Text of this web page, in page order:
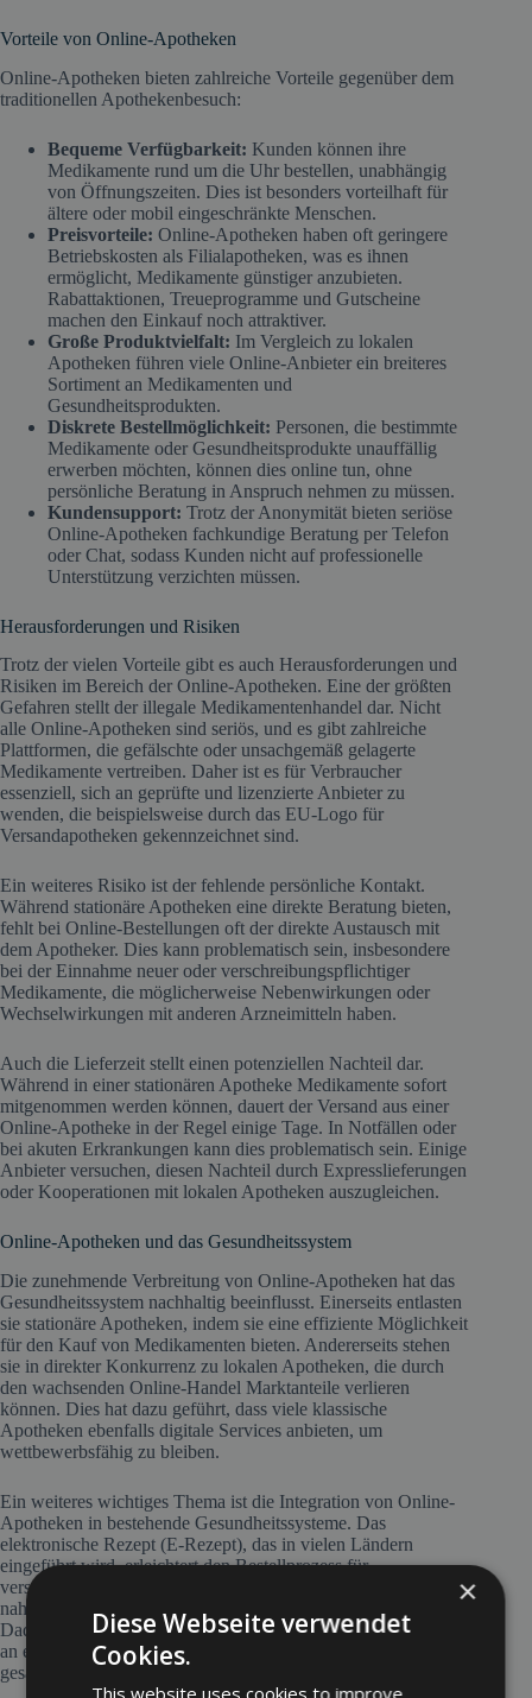
Vorteile von Online-Apotheken
Online-Apotheken bieten zahlreiche Vorteile gegenüber dem
traditionellen Apothekenbesuch:
Bequeme Verfügbarkeit: Kunden können ihre
Medikamente rund um die Uhr bestellen, unabhängig
von Öffnungszeiten. Dies ist besonders vorteilhaft für
ältere oder mobil eingeschränkte Menschen.
Preisvorteile: Online-Apotheken haben oft geringere
Betriebskosten als Filialapotheken, was es ihnen
ermöglicht, Medikamente günstiger anzubieten.
Rabattaktionen, Treueprogramme und Gutscheine
machen den Einkauf noch attraktiver.
Große Produktvielfalt: Im Vergleich zu lokalen
Apotheken führen viele Online-Anbieter ein breiteres
Sortiment an Medikamenten und
Gesundheitsprodukten.
Diskrete Bestellmöglichkeit: Personen, die bestimmte
Medikamente oder Gesundheitsprodukte unauffällig
erwerben möchten, können dies online tun, ohne
persönliche Beratung in Anspruch nehmen zu müssen.
Kundensupport: Trotz der Anonymität bieten seriöse
Online-Apotheken fachkundige Beratung per Telefon
oder Chat, sodass Kunden nicht auf professionelle
Unterstützung verzichten müssen.
Herausforderungen und Risiken
Trotz der vielen Vorteile gibt es auch Herausforderungen und
Risiken im Bereich der Online-Apotheken. Eine der größten
Gefahren stellt der illegale Medikamentenhandel dar. Nicht
alle Online-Apotheken sind seriös, und es gibt zahlreiche
Plattformen, die gefälschte oder unsachgemäß gelagerte
Medikamente vertreiben. Daher ist es für Verbraucher
essenziell, sich an geprüfte und lizenzierte Anbieter zu
wenden, die beispielsweise durch das EU-Logo für
Versandapotheken gekennzeichnet sind.
Ein weiteres Risiko ist der fehlende persönliche Kontakt.
Während stationäre Apotheken eine direkte Beratung bieten,
fehlt bei Online-Bestellungen oft der direkte Austausch mit
dem Apotheker. Dies kann problematisch sein, insbesondere
bei der Einnahme neuer oder verschreibungspflichtiger
Medikamente, die möglicherweise Nebenwirkungen oder
Wechselwirkungen mit anderen Arzneimitteln haben.
Auch die Lieferzeit stellt einen potenziellen Nachteil dar.
Während in einer stationären Apotheke Medikamente sofort
mitgenommen werden können, dauert der Versand aus einer
Online-Apotheke in der Regel einige Tage. In Notfällen oder
bei akuten Erkrankungen kann dies problematisch sein. Einige
Anbieter versuchen, diesen Nachteil durch Expresslieferungen
oder Kooperationen mit lokalen Apotheken auszugleichen.
Online-Apotheken und das Gesundheitssystem
Die zunehmende Verbreitung von Online-Apotheken hat das
Gesundheitssystem nachhaltig beeinflusst. Einerseits entlasten
sie stationäre Apotheken, indem sie eine effiziente Möglichkeit
für den Kauf von Medikamenten bieten. Andererseits stehen
sie in direkter Konkurrenz zu lokalen Apotheken, die durch
den wachsenden Online-Handel Marktanteile verlieren
können. Dies hat dazu geführt, dass viele klassische
Apotheken ebenfalls digitale Services anbieten, um
wettbewerbsfähig zu bleiben.
Ein weiteres wichtiges Thema ist die Integration von Online-
Apotheken in bestehende Gesundheitssysteme. Das
elektronische Rezept (E-Rezept), das in vielen Ländern
eingeführt wird, erleichtert den Bestellprozess für
verschreibungspflichtige Medikamente und ermöglicht eine
nahtlose Anbindung an digitale Gesundheitsplattformen.
Dadurch können Patienten ihre Rezepte direkt von ihrem Arzt
an eine Online-Apotheke übermitteln lassen, was den
gesamten Ablauf effizienter gestaltet.
×
Diese Webseite verwendet
Cookies.
This website uses cookies to improve